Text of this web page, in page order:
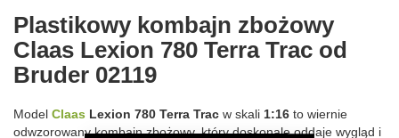
Plastikowy kombajn zbożowy
Claas Lexion 780 Terra Trac od
Bruder 02119
Model Claas Lexion 780 Terra Trac w skali 1:16 to wiernie
odwzorowany kombajn zbożowy, który doskonale oddaje wygląd i